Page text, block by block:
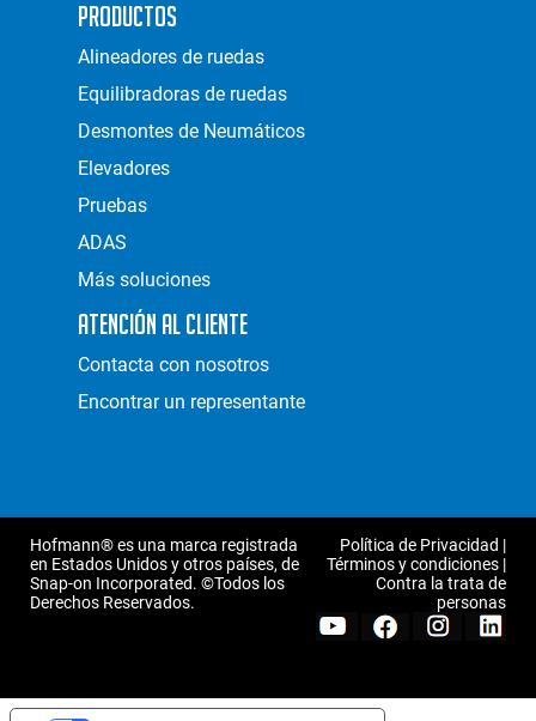
Productos
Alineadores de ruedas
Equilibradoras de ruedas
Desmontes de Neumáticos
Elevadores
Pruebas
ADAS
Más soluciones
Atención al Cliente
Contacta con nosotros
Encontrar un representante
Hofmann® es una marca registrada
en Estados Unidos y otros países, de
Snap-on Incorporated. ©Todos los
Derechos Reservados.
Política de Privacidad |
Términos y condiciones |
Contra la trata de
personas